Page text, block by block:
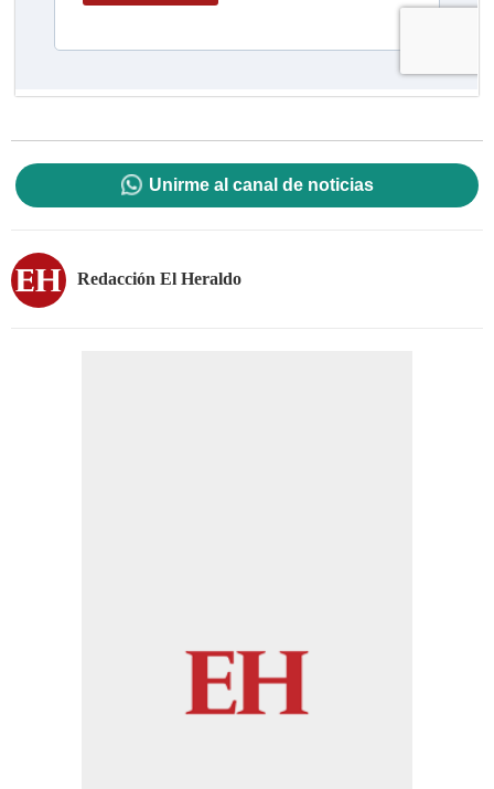
Unirme al canal de noticias
Redacción El Heraldo